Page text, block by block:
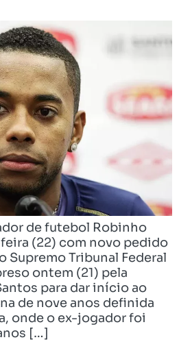
de futebol Robinho
(22) com novo pedido
Supremo Tribunal Federal
ontem (21) pela
para dar início ao
de nove anos definida
onde o ex-jogador foi
[…]